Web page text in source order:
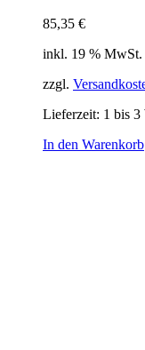
85,35 €
inkl. 19 % MwSt.
zzgl.
Lieferzeit: 1 bis 3
In den Warenkorb